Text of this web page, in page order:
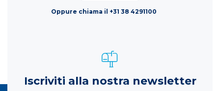
Oppure chiama il +31 38 4291100
Iscriviti alla nostra newsletter